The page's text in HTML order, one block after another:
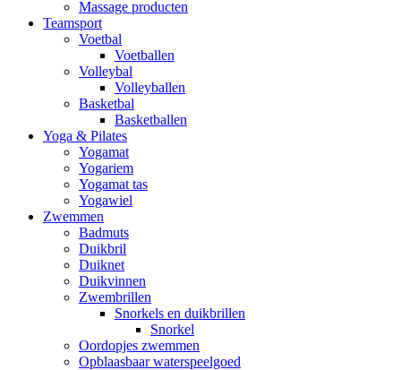
Massage producten
Teamsport
Voetbal
Voetballen
Volleybal
Volleyballen
Basketbal
Basketballen
Yoga & Pilates
Yogamat
Yogariem
Yogamat tas
Yogawiel
Zwemmen
Badmuts
Duikbril
Duiknet
Duikvinnen
Zwembrillen
Snorkels en duikbrillen
Snorkel
Oordopjes zwemmen
Opblaasbaar waterspeelgoed